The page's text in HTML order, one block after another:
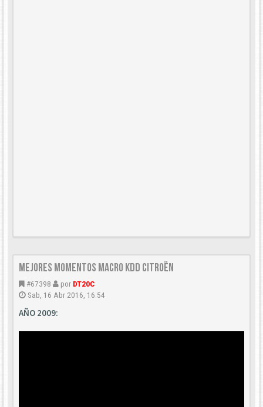
Mejores Momentos Macro KDD Citroën
#67398 por DT20C
Sab, 16 Abr 2016, 16:54
AÑO 2009: